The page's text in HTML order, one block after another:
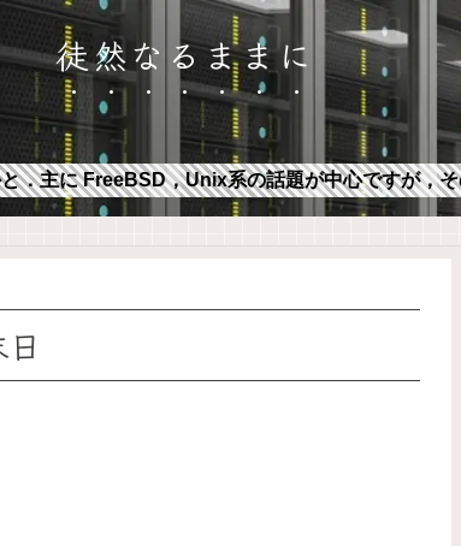
徒然なるままに
．主に FreeBSD，Unix系の話題が中心ですが，